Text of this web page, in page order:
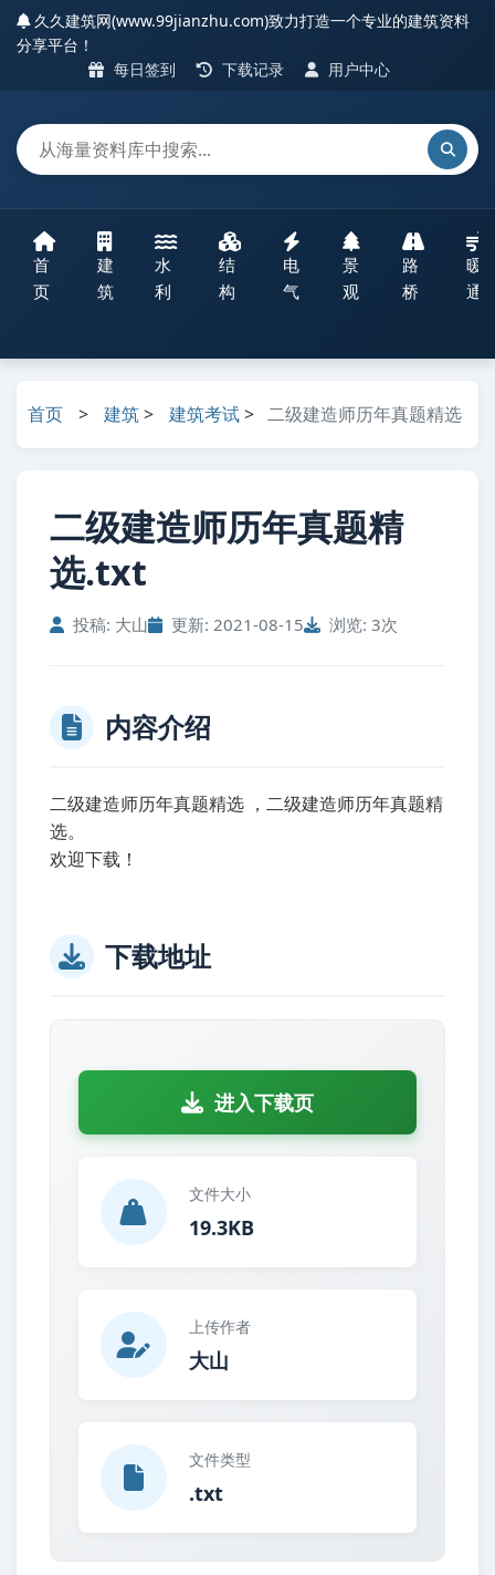
久久建筑网(www.99jianzhu.com)致力打造一个专业的建筑资料
分享平台！
每日签到
下载记录 用户中心
首
页
建
筑
水
利
结
构
电
气
景
观
路
桥
暖
通
首页 > 建筑> 建筑考试> 二级建造师历年真题精选
二级建造师历年真题精
选.txt
投稿: 大山 更新: 2021-08-15 浏览: 3次
内容介绍
二级建造师历年真题精选 ，二级建造师历年真题精
选。
欢迎下载！
下载地址
进入下载页
文件大小
19.3KB
上传作者
大山
文件类型
.txt